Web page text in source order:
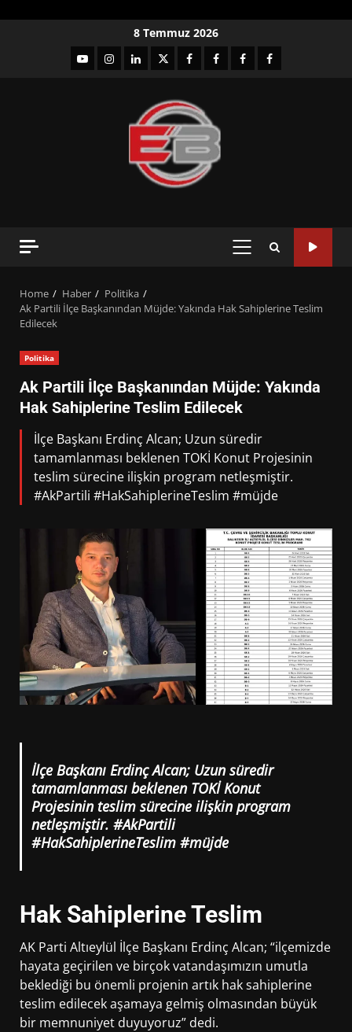
8 Temmuz 2026
YouTubeInstagram
LinkedIntwitterfacebook-Facebook-
Facebook-Facebook-
PRIMARY
Home Haber
Politika
Ak Partili İlçe Başkanından Müjde: Yakında Hak Sahiplerine Teslim
Edilecek
Politika
Ak Partili İlçe Başkanından Müjde: Yakında
Hak Sahiplerine Teslim Edilecek
İlçe Başkanı Erdinç Alcan; Uzun süredir
tamamlanması beklenen TOKİ Konut Projesinin
teslim sürecine ilişkin program netleşmiştir.
#AkPartili #HakSahiplerineTeslim #müjde
İlçe Başkanı Erdinç Alcan; Uzun süredir
tamamlanması beklenen TOKİ Konut
Projesinin teslim sürecine ilişkin program
netleşmiştir. #AkPartili
#HakSahiplerineTeslim #müjde
Hak Sahiplerine Teslim
AK Parti Altıeylül İlçe Başkanı Erdinç Alcan; “ilçemizde
hayata geçirilen ve birçok vatandaşımızın umutla
beklediği bu önemli projenin artık hak sahiplerine
teslim edilecek aşamaya gelmiş olmasından büyük
bir memnuniyet duyuyoruz” dedi.